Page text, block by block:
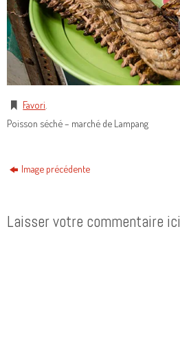
Favori
Poisson séché – marché de Lampang
Image précédente
Laisser votre commentaire ici